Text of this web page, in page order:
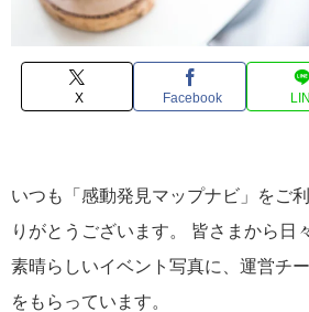
X Facebook
いつも「感動発見マップナビ」をご
りがとうございます。 皆さまから日
素晴らしいイベント写真に、運営チ
をもらっています。